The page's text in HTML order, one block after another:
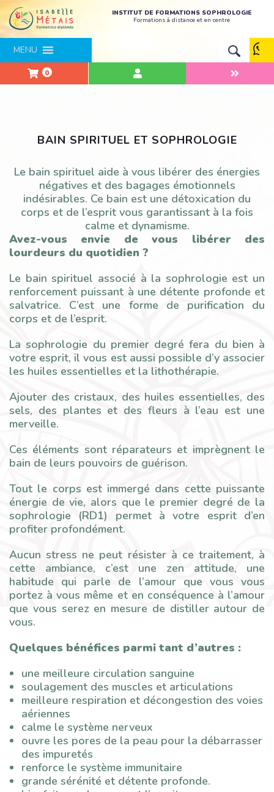
INSTITUT DE FORMATIONS SOPHROLOGIE
Formations à distance et en centre
MENU
0
BAIN SPIRITUEL ET SOPHROLOGIE
Le bain spirituel aide à vous libérer des énergies
négatives et des bagages émotionnels
indésirables. Ce bain est une détoxication du
corps et de l’esprit vous garantissant à la fois
calme et dynamisme.
Avez-vous envie de vous libérer des
lourdeurs du quotidien ?
Le bain spirituel associé à la sophrologie est un
renforcement puissant à une détente profonde et
salvatrice. C’est une forme de purification du
corps et de l’esprit.
La sophrologie du premier degré fera du bien à
votre esprit, il vous est aussi possible d’y associer
les huiles essentielles et la lithothérapie.
Ajouter des cristaux, des huiles essentielles, des
sels, des plantes et des fleurs à l’eau est une
merveille.
Ces éléments sont réparateurs et imprègnent le
bain de leurs pouvoirs de guérison.
Tout le corps est immergé dans cette puissante
énergie de vie, alors que le premier degré de la
sophrologie (RD1) permet à votre esprit d’en
profiter profondément.
Aucun stress ne peut résister à ce traitement, à
cette ambiance, c’est une zen attitude, une
habitude qui parle de l’amour que vous vous
portez à vous même et en conséquence à l’amour
que vous serez en mesure de distiller autour de
vous.
Quelques bénéfices parmi tant d’autres :
une meilleure circulation sanguine
soulagement des muscles et articulations
meilleure respiration et décongestion des voies
aériennes
calme le système nerveux
ouvre les pores de la peau pour la débarrasser
des impuretés
renforce le système immunitaire
grande sérénité et détente profonde.